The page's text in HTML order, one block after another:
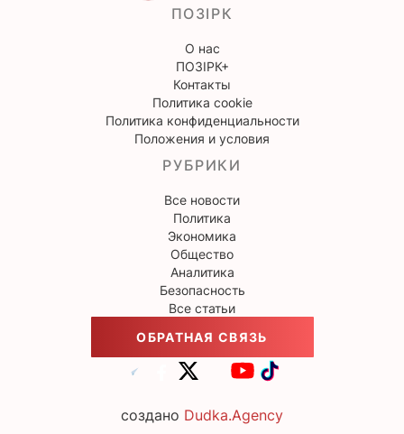
ПОЗІРК
О нас
ПОЗІРК+
Контакты
Политика cookie
Политика конфиденциальности
Положения и условия
РУБРИКИ
Все новости
Политика
Экономика
Общество
Аналитика
Безопасность
Все статьи
ОБРАТНАЯ СВЯЗЬ
создано Dudka.Agency